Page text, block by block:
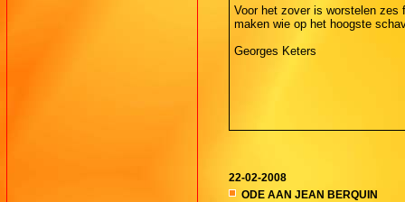
Voor het zover is worstelen
maken wie op het hoogste
Georges Keters
22-02-2008
ODE AAN JEAN BERQUIN